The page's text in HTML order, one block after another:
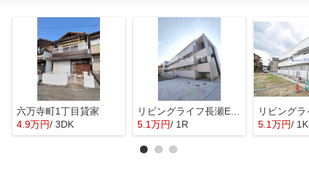
六万寺町1丁目貸家
4.9万円/ 3DK
リビングライフ長瀬EASTⅡ
5.1万円/ 1R
リビング
5.1万円/ 1K